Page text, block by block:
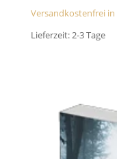
Versandkostenfrei in
Lieferzeit:2-3 Tage